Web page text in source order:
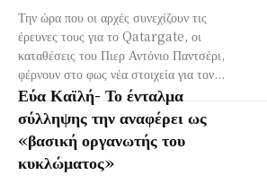
Την ώρα που οι αρχές συνεχίζουν τις
έρευνες τους για το Qatargate, οι
καταθέσεις του Πιερ Αντόνιο Παντσέρι,
φέρνουν στο φως νέα στοιχεία για τον...
Εύα Καϊλή- Το ένταλμα
σύλληψης την αναφέρει ως
«βασική οργανωτής του
κυκλώματος»